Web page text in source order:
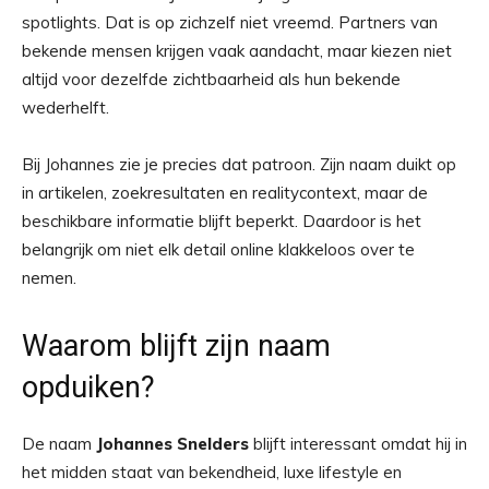
spotlights. Dat is op zichzelf niet vreemd. Partners van
bekende mensen krijgen vaak aandacht, maar kiezen niet
altijd voor dezelfde zichtbaarheid als hun bekende
wederhelft.
Bij Johannes zie je precies dat patroon. Zijn naam duikt op
in artikelen, zoekresultaten en realitycontext, maar de
beschikbare informatie blijft beperkt. Daardoor is het
belangrijk om niet elk detail online klakkeloos over te
nemen.
Waarom blijft zijn naam
opduiken?
De naam Johannes Snelders blijft interessant omdat hij in
het midden staat van bekendheid, luxe lifestyle en